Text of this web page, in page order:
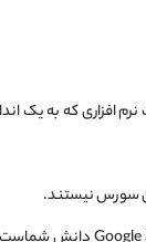
افزاری که به یک